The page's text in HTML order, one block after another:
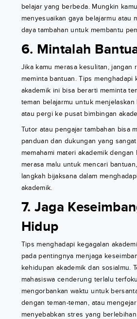
belajar yang berbeda. Mungkin
menyesuaikan gaya belajarmu atau
daya tambahan untuk membantu
6. Mintalah
Jika kamu merasa kesulitan, jangan
meminta bantuan. Tips menghadapi
akademik ini bisa berarti meminta
teman belajarmu untuk
atau pergi ke pusat bimbingan
Tutor atau pengajar tambahan bisa
panduan dan dukungan yang
memahami materi akademik dengan
merasa malu untuk mencari
langkah bijaksana dalam
akademik.
7. Jaga
Hidup
Tips menghadapi kegagalan
pada pentingnya menjaga
kehidupan akademik dan sosialmu.
mahasiswa cenderung terlalu
mengorbankan waktu untuk
dengan teman-teman, atau
menyebabkan stres yang